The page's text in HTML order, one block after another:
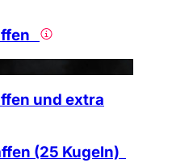
und extra
(25 Kugeln)